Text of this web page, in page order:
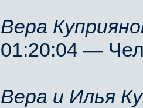
Вера
01:20:04 —
Вера и Илья